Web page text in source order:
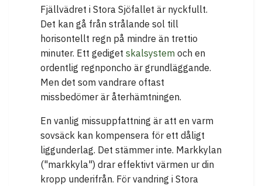
Fjällvädret i Stora Sjöfallet är nyckfullt.
Det kan gå från strålande sol till
horisontellt regn på mindre än trettio
minuter. Ett gediget skalsystem och en
ordentlig regnponcho är grundläggande.
Men det som vandrare oftast
missbedömer är återhämtningen.
En vanlig missuppfattning är att en varm
sovsäck kan kompensera för ett dåligt
liggunderlag. Det stämmer inte. Markkylan
("markkyla") drar effektivt värmen ur din
kropp underifrån. För vandring i Stora